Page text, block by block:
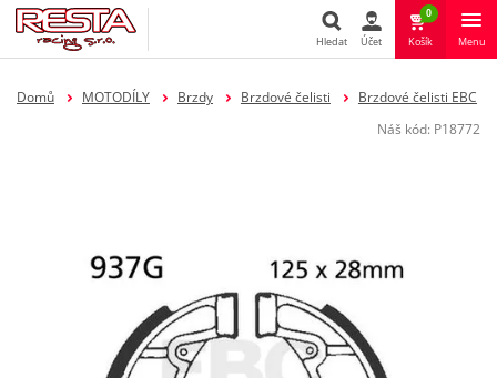
Hledat
Hledat Účet
0
Košík Menu
Domů MOTODÍLY Brzdy Brzdové čelisti
Brzdové čelisti EBC
Náš kód: P18772